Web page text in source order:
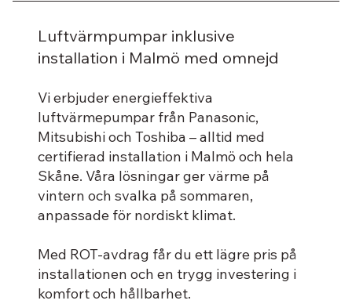
rekommenderar. Det beror på storleken på huset mm.
Vilken luftvärmepump ska jag välja av alla Mitsubishis
Det beror på. Har du alternativa uppvärmningsmetoder
såsom luft-vatten värmepump och att du endast är ute
vill en kvalitets-luftvärmepump så är Mitsubishi t.ex.
Mitsubishi Hero, en väldigt bra pump som passar de
flesta och då värmer den också.
Vi erbjuder energieffektiva
luftvärmepumpar från Panasonic,
Mitsubishi och Toshiba – alltid med
certifierad installation i Malmö och hela
Skåne. Våra lösningar ger värme på
vintern och svalka på sommaren,
anpassade för nordiskt klimat.
Med ROT-avdrag får du ett lägre pris på
installationen och en trygg investering i
komfort och hållbarhet.
Luftvärmpumpar inklusive
installation i Malmö med omnejd